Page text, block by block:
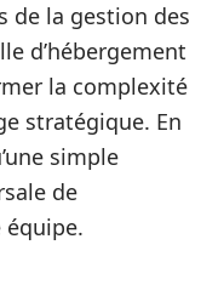
de la gestion des
d’hébergement
la complexité
stratégique. En
simple
de
équipe.